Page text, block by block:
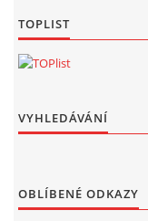
TOPLIST
VYHLEDÁVÁNÍ
OBLÍBENÉ ODKAZY